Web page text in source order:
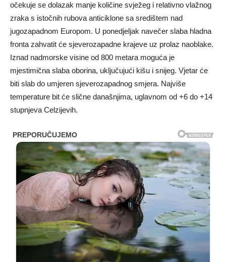
očekuje se dolazak manje količine svježeg i relativno vlažnog
zraka s istočnih rubova anticiklone sa središtem nad
jugozapadnom Europom. U ponedjeljak navečer slaba hladna
fronta zahvatit će sjeverozapadne krajeve uz prolaz naoblake.
Iznad nadmorske visine od 800 metara moguća je
mjestimična slaba oborina, uključujući kišu i snijeg. Vjetar će
biti slab do umjeren sjeverozapadnog smjera. Najviše
temperature bit će slične današnjima, uglavnom od +6 do +14
stupnjeva Celzijevih.